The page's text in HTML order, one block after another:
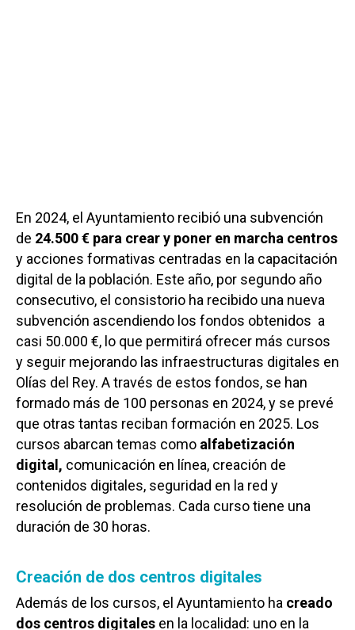
En 2024, el Ayuntamiento recibió una subvención
de 24.500 € para crear y poner en marcha centros
y acciones formativas centradas en la capacitación
digital de la población. Este año, por segundo año
consecutivo, el consistorio ha recibido una nueva
subvención ascendiendo los fondos obtenidos a
casi 50.000 €, lo que permitirá ofrecer más cursos
y seguir mejorando las infraestructuras digitales en
Olías del Rey. A través de estos fondos, se han
formado más de 100 personas en 2024, y se prevé
que otras tantas reciban formación en 2025. Los
cursos abarcan temas como alfabetización
digital, comunicación en línea, creación de
contenidos digitales, seguridad en la red y
resolución de problemas. Cada curso tiene una
duración de 30 horas.
Creación de dos centros digitales
Además de los cursos, el Ayuntamiento ha creado
dos centros digitales en la localidad: uno en la